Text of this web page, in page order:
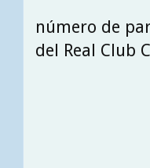
número de
del Real Club